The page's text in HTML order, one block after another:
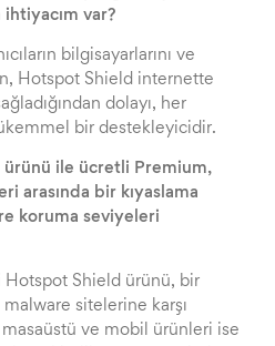
var?
bilgisayarlarını ve
Hotspot Shield internette
dolayı, her
bir destekleyicidir.
ile ücretli Premium,
arasında bir kıyaslama
koruma seviyeleri
Hotspot Shield ürünü, bir
sitelerine karşı
masaüstü ve mobil ürünleri ise